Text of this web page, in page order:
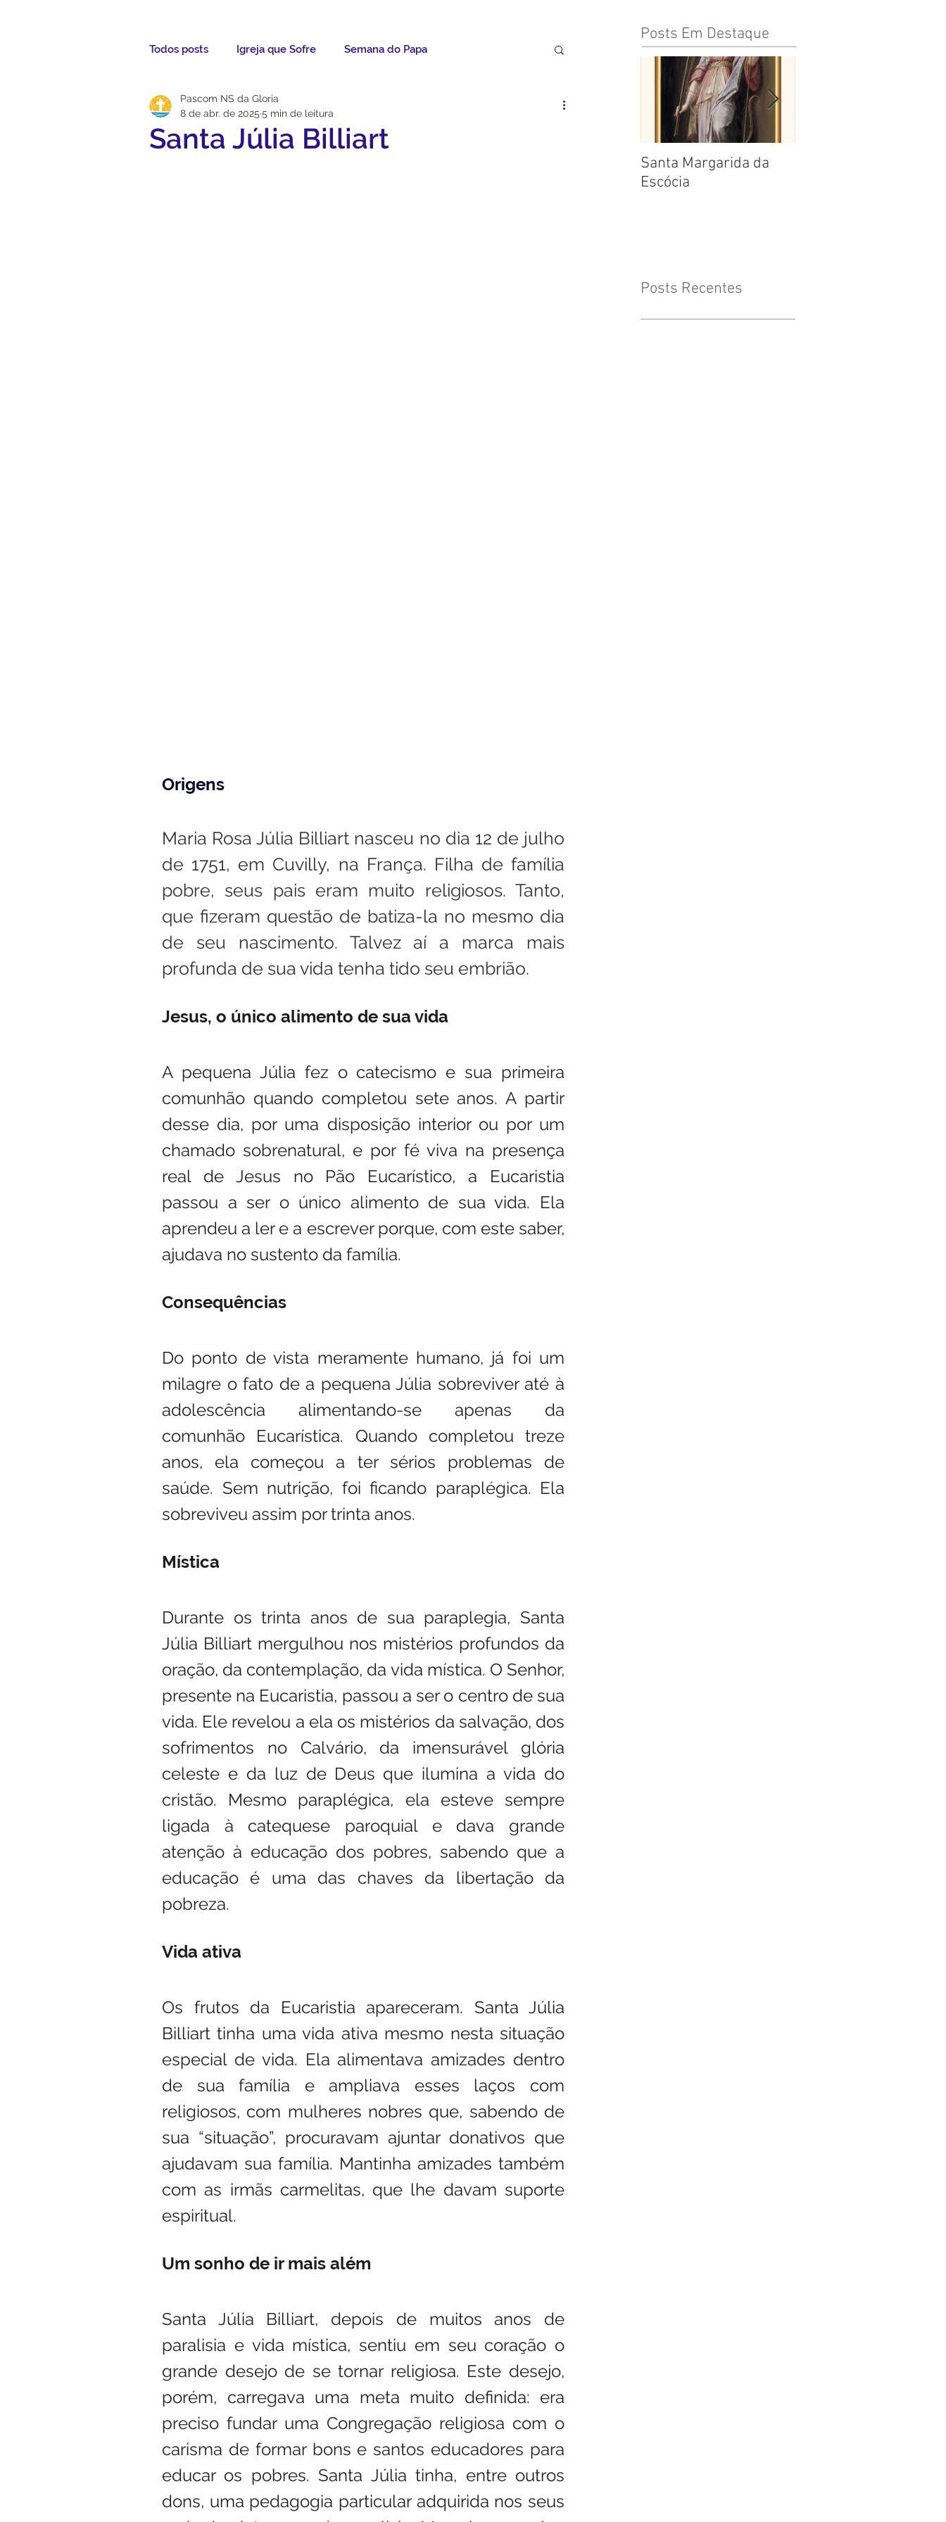
Todos posts Igreja que Sofre Semana do Papa
Mensagem da Semana
Santa Júlia Billiart
Pascom NS da Gloria
8 de abr. de 2025 5 min de leitura
Origens
Maria Rosa Júlia Billiart nasceu no dia 12 de julho
de 1751, em Cuvilly, na França. Filha de família
pobre, seus pais eram muito religiosos. Tanto,
que fizeram questão de batiza-la no mesmo dia
de seu nascimento. Talvez aí a marca mais
profunda de sua vida tenha tido seu embrião.
Jesus, o único alimento de sua vida
A pequena Júlia fez o catecismo e sua primeira
comunhão quando completou sete anos. A partir
desse dia, por uma disposição interior ou por um
chamado sobrenatural, e por fé viva na presença
real de Jesus no Pão Eucarístico, a Eucaristia
passou a ser o único alimento de sua vida. Ela
aprendeu a ler e a escrever porque, com este saber,
ajudava no sustento da família.
Consequências
Do ponto de vista meramente humano, já foi um
milagre o fato de a pequena Júlia sobreviver até à
adolescência alimentando-se apenas da
comunhão Eucarística. Quando completou treze
anos, ela começou a ter sérios problemas de
saúde. Sem nutrição, foi ficando paraplégica. Ela
sobreviveu assim por trinta anos.
Mística
Durante os trinta anos de sua paraplegia, Santa
Júlia Billiart mergulhou nos mistérios profundos da
oração, da contemplação, da vida mística. O Senhor,
presente na Eucaristia, passou a ser o centro de sua
vida. Ele revelou a ela os mistérios da salvação, dos
sofrimentos no Calvário, da imensurável glória
celeste e da luz de Deus que ilumina a vida do
cristão. Mesmo paraplégica, ela esteve sempre
ligada à catequese paroquial e dava grande
atenção à educação dos pobres, sabendo que a
educação é uma das chaves da libertação da
pobreza.
Vida ativa
Os frutos da Eucaristia apareceram. Santa Júlia
Billiart tinha uma vida ativa mesmo nesta situação
especial de vida. Ela alimentava amizades dentro
de sua família e ampliava esses laços com
religiosos, com mulheres nobres que, sabendo de
sua “situação”, procuravam ajuntar donativos que
ajudavam sua família. Mantinha amizades também
com as irmãs carmelitas, que lhe davam suporte
espiritual.
Um sonho de ir mais além
Santa Júlia Billiart, depois de muitos anos de
paralisia e vida mística, sentiu em seu coração o
grande desejo de se tornar religiosa. Este desejo,
porém, carregava uma meta muito definida: era
preciso fundar uma Congregação religiosa com o
carisma de formar bons e santos educadores para
educar os pobres. Santa Júlia tinha, entre outros
dons, uma pedagogia particular adquirida nos seus
Posts Em Destaque
Santa Margarida da
Escócia
Posts Recentes